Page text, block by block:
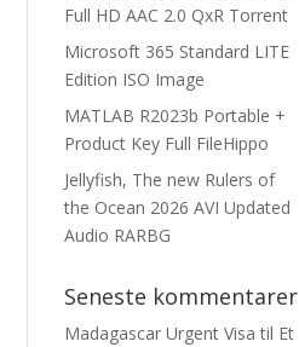
Full HD AAC 2.0 QxR Torrent
Microsoft 365 Standard LITE
Edition ISO Image
MATLAB R2023b Portable +
Product Key Full FileHippo
Jellyfish, The new Rulers of
the Ocean 2026 AVI Updated
Audio RARBG
Seneste kommentarer
Madagascar Urgent Visa til Et